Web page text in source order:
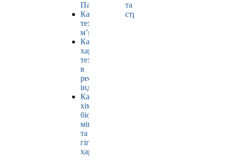
Павлюк
Кафедра
технології
м’яса
Кафедра
харчових
технологій
в
ресторанній
індустрії
Кафедра
хімії,
біохімії,
мікробіології
та
гігієни
харчування
та
страхування